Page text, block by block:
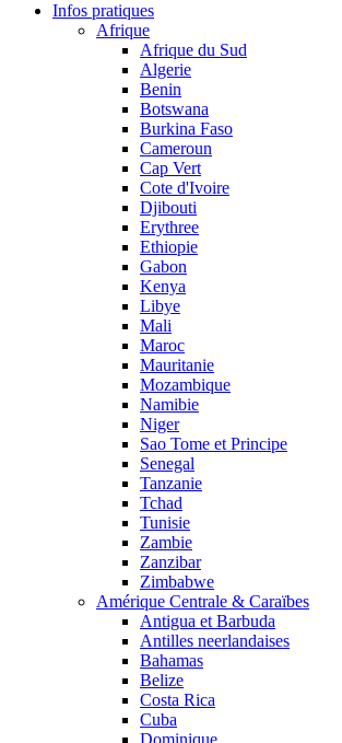
Infos pratiques
Afrique
Afrique du Sud
Algerie
Benin
Botswana
Burkina Faso
Cameroun
Cap Vert
Cote d'Ivoire
Djibouti
Erythree
Ethiopie
Gabon
Kenya
Libye
Mali
Maroc
Mauritanie
Mozambique
Namibie
Niger
Sao Tome et Principe
Senegal
Tanzanie
Tchad
Tunisie
Zambie
Zanzibar
Zimbabwe
Amérique Centrale & Caraïbes
Antigua et Barbuda
Antilles neerlandaises
Bahamas
Belize
Costa Rica
Cuba
Dominique